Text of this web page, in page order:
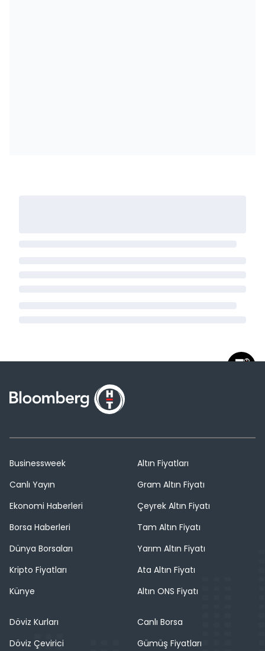
Businessweek
Canlı Yayın
Ekonomi Haberleri
Borsa Haberleri
Dünya Borsaları
Kripto Fiyatları
Künye
Altın Fiyatları
Gram Altın Fiyatı
Çeyrek Altın Fiyatı
Tam Altın Fiyatı
Yarım Altın Fiyatı
Ata Altın Fiyatı
Altın ONS Fiyatı
Döviz Kurları
Döviz Çevirici
Canlı Borsa
Gümüş Fiyatları